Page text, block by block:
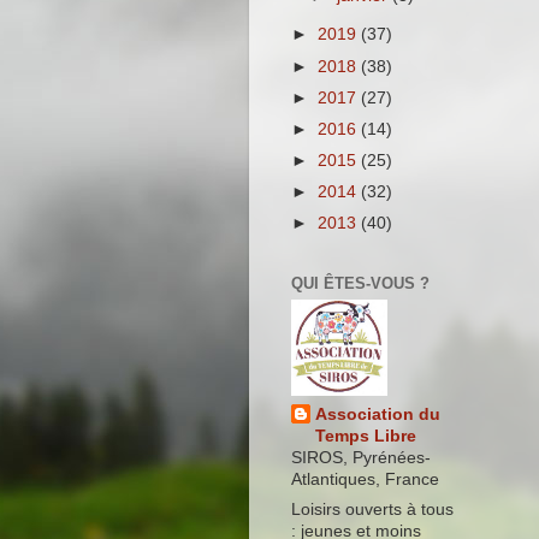
► 2019 (37)
► 2018 (38)
► 2017 (27)
► 2016 (14)
► 2015 (25)
► 2014 (32)
► 2013 (40)
QUI ÊTES-VOUS ?
Association du
Temps Libre
SIROS, Pyrénées-
Atlantiques, France
Loisirs ouverts à tous
: jeunes et moins